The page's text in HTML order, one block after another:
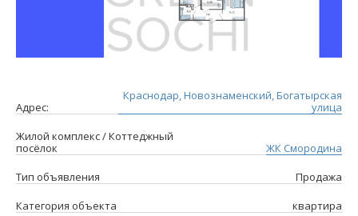
Адрес:
Краснодар, Новознаменский, Богатырская
улица
Жилой комплекс / Коттеджный
посёлок
ЖК Смородина
Тип объявления
Продажа
Категория объекта
квартира